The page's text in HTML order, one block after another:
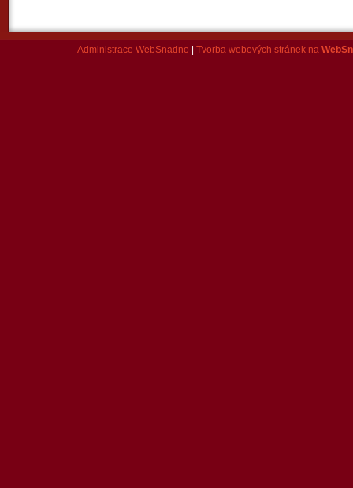
Administrace WebSnadno | Tvorba webových stránek na